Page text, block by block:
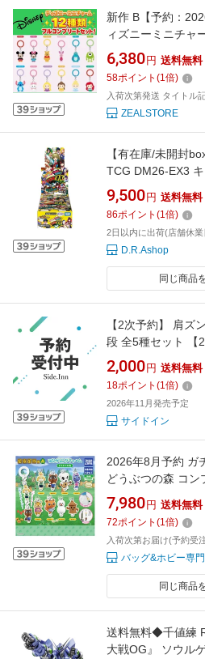
新作 B【予約：
ィズニーミニチャ
リート）ピクサー
ッチ ミッキー プ
チャーム アンブレ
ーホルダー シリコ
6,380 円 送料無料
58ポイント (1倍)
入荷次第発送 タイトル
ZEALSTORE
【有在庫/未開封
TCG DM26-EX3
ゴン娘になりたく
ドラ娘100％パッ
9,500 円 送料無料
86ポイント (1倍)
2日以内に出荷(店舗休
D.R.Ashop
同じ商品
【2次予約】 肩ズ
段 全5種セット 【
ト】
2,000 円 送料無料
18ポイント (1倍)
2026年11月発売予定
サイドイン
2026年8月予約 ガ
どうぶつの森 コン
トイ】
7,980 円 送料無料
72ポイント (1倍)
入荷次第お届け(予約受
バッグ&ホビー専
同じ商品
送料無料◆千値練
大戦OG』 ソウル